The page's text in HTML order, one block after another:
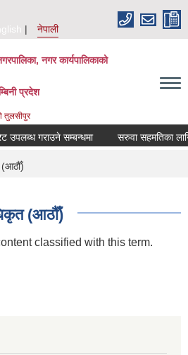
नेपाली
नगर कार्यपालिकाको
प्रदेश
तुलसीपुर
गराउने सम्बन्धमा सरुवा सहमतिका
(आठौँ)
(आठौँ)
classified with this term.